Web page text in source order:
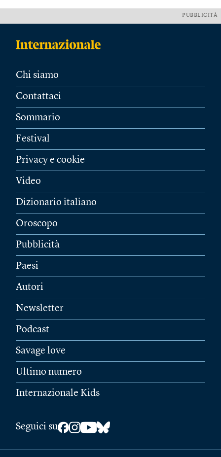
PUBBLICITÀ
Chi siamo
Contattaci
Sommario
Festival
Privacy e cookie
Video
Dizionario italiano
Oroscopo
Pubblicità
Paesi
Autori
Newsletter
Podcast
Savage love
Ultimo numero
Internazionale Kids
Seguici su